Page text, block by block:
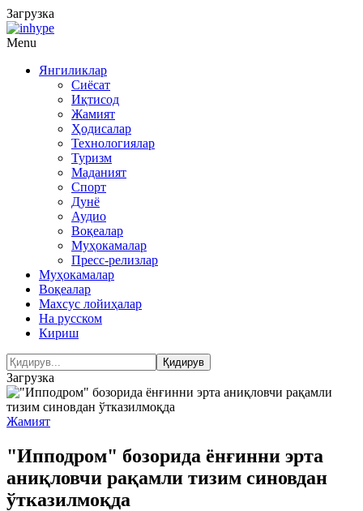
Загрузка
Menu
Янгиликлар
Сиёсат
Иқтисод
Жамият
Ҳодисалар
Технологиялар
Туризм
Маданият
Спорт
Дунё
Аудио
Воқеалар
Муҳокамалар
Пресс-релизлар
Муҳокамалар
Воқеалар
Махсус лойиҳалар
На русском
Кириш
Загрузка
Жамият
"Ипподром" бозорида ёнғинни эрта
аниқловчи рақамли тизим синовдан
ўтказилмоқда